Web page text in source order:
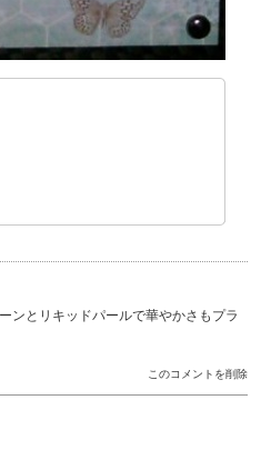
ンとリキッドパールで華やかさもプラ
このコメントを削除